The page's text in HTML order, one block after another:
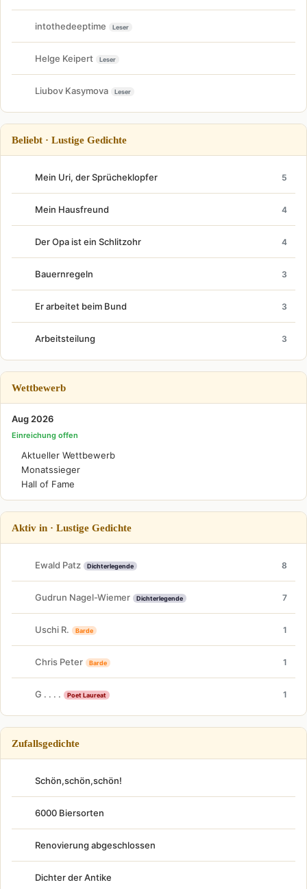
intothedeeptime Leser
Helge Keipert Leser
Liubov Kasymova Leser
Beliebt · Lustige Gedichte
Mein Uri, der Sprücheklopfer 5
Mein Hausfreund 4
Der Opa ist ein Schlitzohr 4
Bauernregeln 3
Er arbeitet beim Bund 3
Arbeitsteilung 3
Wettbewerb
Aug 2026
Einreichung offen
Aktueller Wettbewerb
Monatssieger
Hall of Fame
Aktiv in · Lustige Gedichte
Ewald Patz Dichterlegende 8
Gudrun Nagel-Wiemer Dichterlegende 7
Uschi R. Barde 1
Chris Peter Barde 1
G . . . . Poet Laureat 1
Zufallsgedichte
Schön,schön,schön!
6000 Biersorten
Renovierung abgeschlossen
Dichter der Antike